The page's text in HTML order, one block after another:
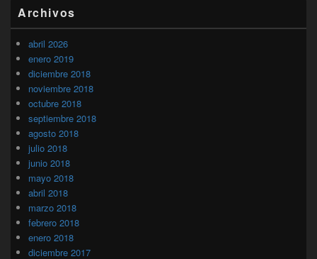
Archivos
abril 2026
enero 2019
diciembre 2018
noviembre 2018
octubre 2018
septiembre 2018
agosto 2018
julio 2018
junio 2018
mayo 2018
abril 2018
marzo 2018
febrero 2018
enero 2018
diciembre 2017